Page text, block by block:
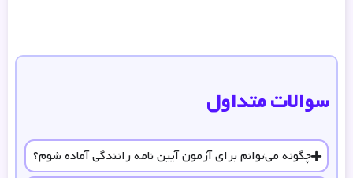
سوالات متداول
چگونه می‌توانم برای آزمون آیین نامه رانندگی آماده شوم؟